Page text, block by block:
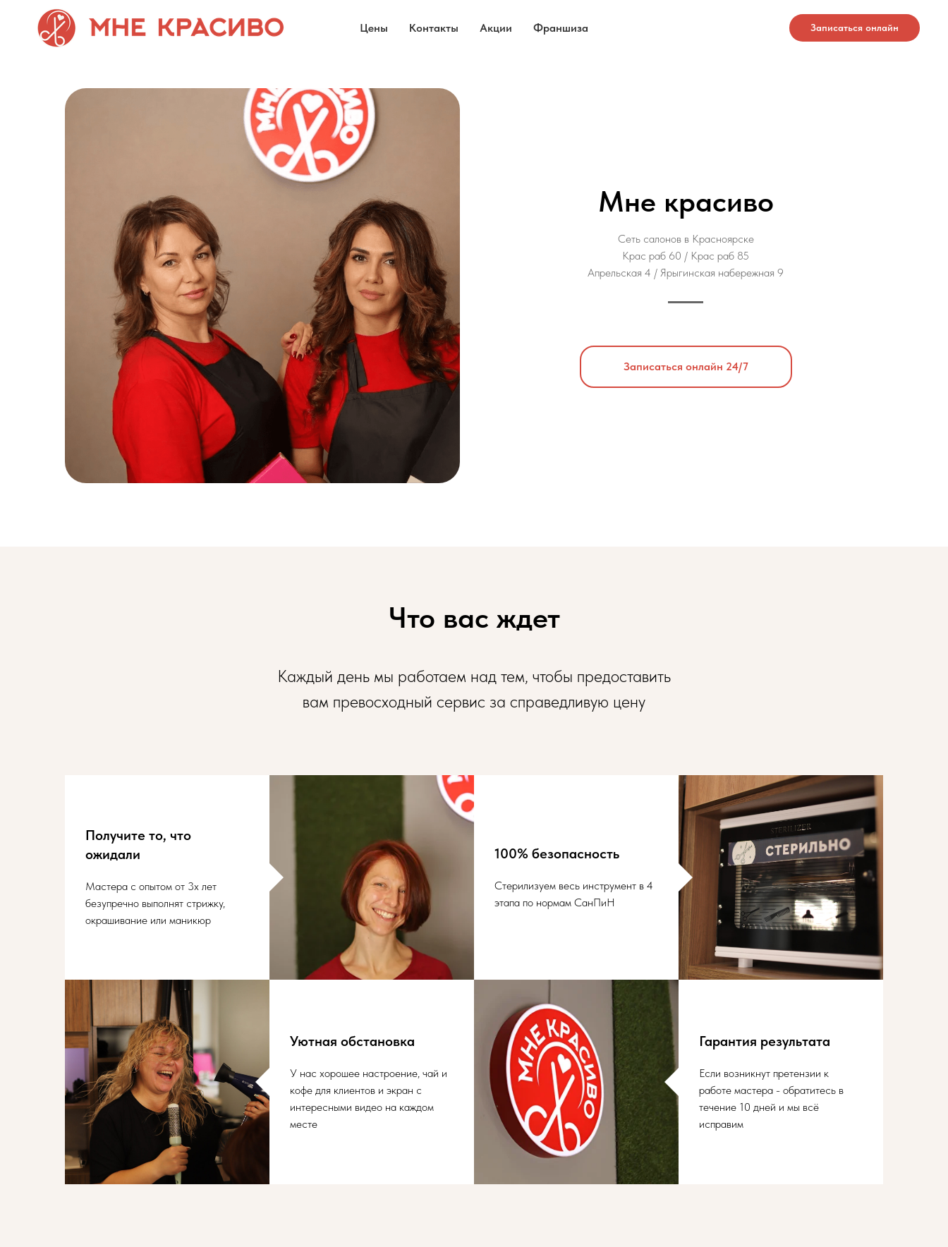
Цены Контакты Акции Франшиза Записаться онлайн
Мне красиво
Сеть салонов в Красноярске
Крас раб 60 / Крас раб 85
Апрельская 4 / Ярыгинская набережная 9
Записаться онлайн 24/7
Что вас ждет
Каждый день мы работаем над тем, чтобы предоставить
вам превосходный сервис за справедливую цену
Получите то, что
ожидали
Мастера с опытом от 3х лет
безупречно выполнят стрижку,
окрашивание или маникюр
100% безопасность
Стерилизуем весь инструмент в 4
этапа по нормам СанПиН
Уютная обстановка
У нас хорошее настроение, чай и
кофе для клиентов и экран с
интересными видео на каждом
месте
Гарантия результата
Если возникнут претензии к
работе мастера - обратитесь в
течение 10 дней и мы всё
исправим